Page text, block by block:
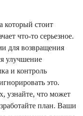
который стоит
что-то серьезное.
для возвращения
улучшение
и контроль
это.
узнайте, что может
план. Ваши